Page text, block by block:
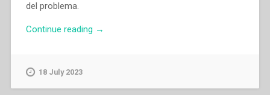
del problema.
Continue reading “Albino
→
18 July 2023